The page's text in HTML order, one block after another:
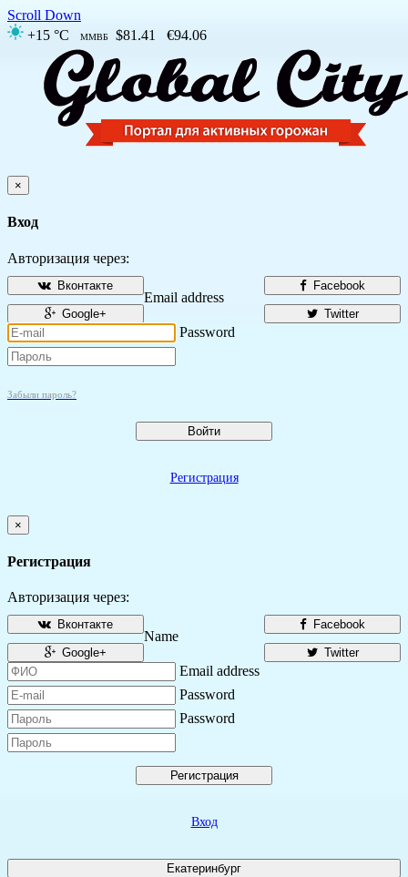
Scroll Down
+15 °C
ММВБ $81.41 €94.06
×
Вход
Авторизация через:
Facebook
Вконтакте
Twitter
Google+
Email address
Password
Забыли пароль?
Войти
Регистрация
×
Регистрация
Авторизация через:
Facebook
Вконтакте
Twitter
Google+
Name
Email address
Password
Password
Регистрация
Вход
Екатеринбург